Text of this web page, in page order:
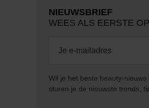
NIEUWSBRIEF
WEES ALS EERSTE
Wil je het beste beauty-
sturen je de nieuwste trends,